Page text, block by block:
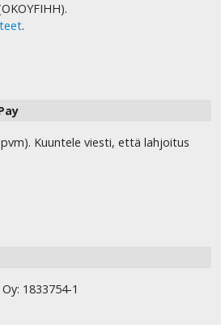
.
Kuuntele viesti, että lahjoitus
1833754-1